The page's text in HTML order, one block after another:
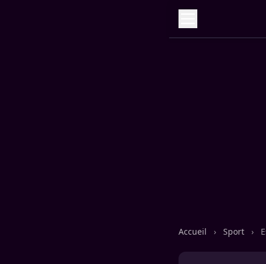
Accueil › Sport ›